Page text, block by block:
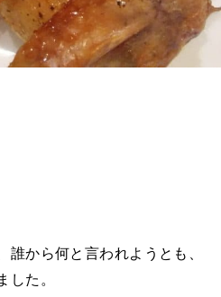
誰から何と言われようとも、
した。